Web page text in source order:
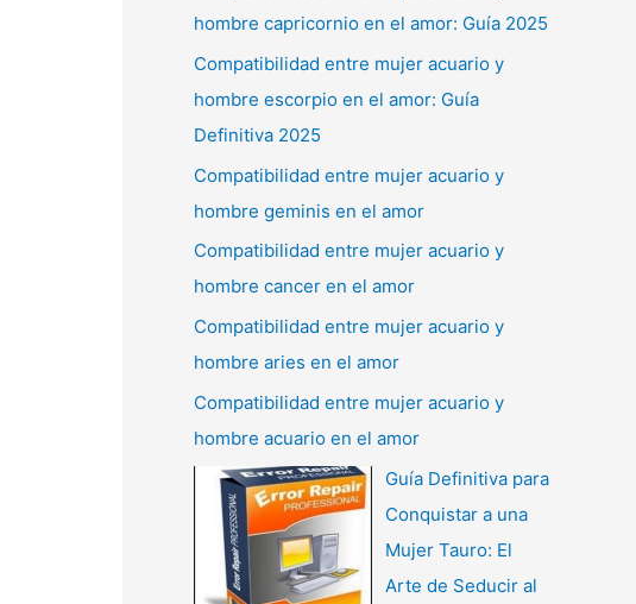
hombre capricornio en el amor: Guía 2025
Compatibilidad entre mujer acuario y
hombre escorpio en el amor: Guía
Definitiva 2025
Compatibilidad entre mujer acuario y
hombre geminis en el amor
Compatibilidad entre mujer acuario y
hombre cancer en el amor
Compatibilidad entre mujer acuario y
hombre aries en el amor
Compatibilidad entre mujer acuario y
hombre acuario en el amor
Guía Definitiva para
Conquistar a una
Mujer Tauro: El
Arte de Seducir al